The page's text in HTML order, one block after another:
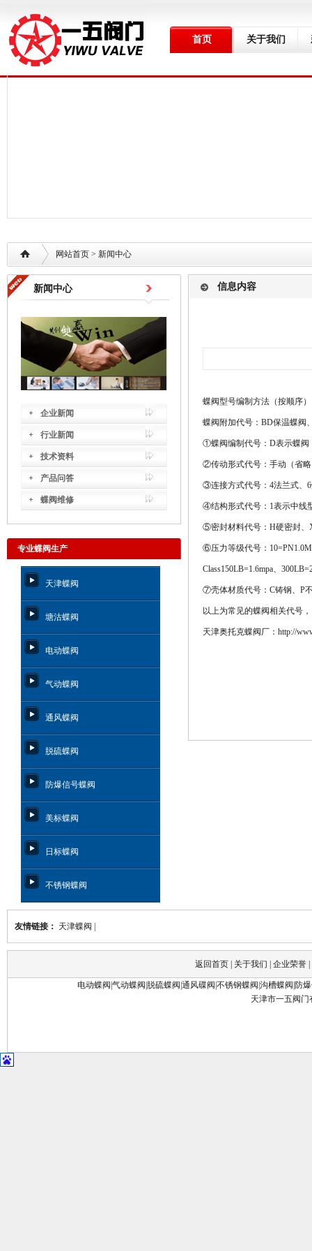
首页 关于我们
网站首页 > 新闻中心
新闻中心
企业新闻
行业新闻
技术资料
产品问答
蝶阀维修
专业蝶阀生产
天津蝶阀
塘沽蝶阀
电动蝶阀
气动蝶阀
通风蝶阀
脱硫蝶阀
防爆信号蝶阀
美标蝶阀
日标蝶阀
不锈钢蝶阀
信息内容
蝶阀型号编制方法（按顺
蝶阀附加代号：BD保温蝶阀
①蝶阀编制代号：D表示蝶阀
②传动形式代号：手动（省
③连接方式代号：4法兰式、
④结构形式代号：1表示中线
⑤密封材料代号：H硬密封、
⑥压力等级代号：
Class150LB=1.6mpa、
⑦壳体材质代号：C铸钢、P
以上为常见的蝶阀相关代号
天津奥托克蝶阀厂： http://
友情链接： 天津蝶阀
返回首页 关于我们 企业荣誉
电动蝶阀 气动蝶阀 脱硫蝶阀 通风碟阀 不锈钢蝶阀 沟槽蝶阀 防
天津市一五阀门